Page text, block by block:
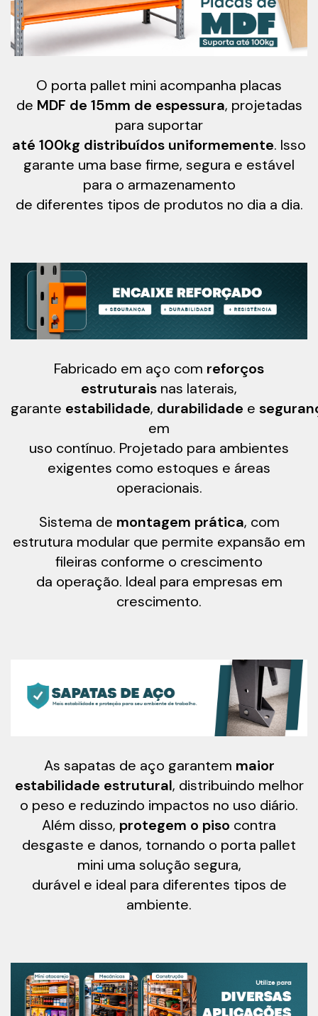
O porta pallet mini acompanha placas
de MDF de 15mm de espessura, projetadas
para suportar
até 100kg distribuídos uniformemente. Isso
garante uma base firme, segura e estável
para o armazenamento
de diferentes tipos de produtos no dia a dia.
Fabricado em aço com reforços
estruturais nas laterais,
garante estabilidade, durabilidade e
em
uso contínuo. Projetado para ambientes
exigentes como estoques e áreas
operacionais.
Sistema de montagem prática, com
estrutura modular que permite expansão em
fileiras conforme o crescimento
da operação. Ideal para empresas em
crescimento.
As sapatas de aço garantem maior
estabilidade estrutural, distribuindo melhor
o peso e reduzindo impactos no uso diário.
Além disso, protegem o piso contra
desgaste e danos, tornando o porta pallet
mini uma solução segura,
durável e ideal para diferentes tipos de
ambiente.